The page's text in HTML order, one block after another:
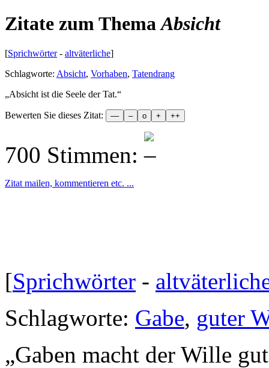
Zitate zum ThemaAbsicht
[Sprichwörter- altväterliche]
Schlagworte: Absicht, Vorhaben, Tatendrang
„Absicht ist die Seele der Tat.“
Bewerten Sie dieses Zitat:
700 Stimmen:
Zitat mailen, kommentieren etc. ...
[Sprichwörter -
Schlagworte: Gabe, guter
„Gaben macht der Wille